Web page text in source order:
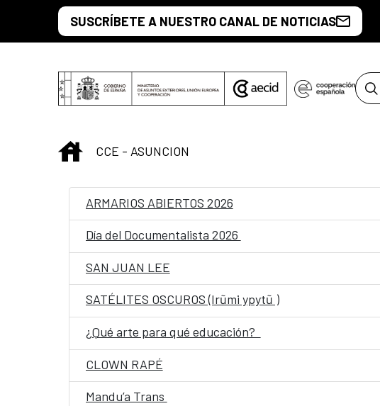
Saltar al contenido principal
SUSCRÍBETE A NUESTRO CANAL DE NOTICIAS
INICIO
CCE - ASUNCION
ARMARIOS ABIERTOS 2026
Día del Documentalista 2026
SAN JUAN LEE
SATÉLITES OSCUROS (Irũmi ypytũ )
¿Qué arte para qué educación?
CLOWN RAPÉ
Mandu’a Trans